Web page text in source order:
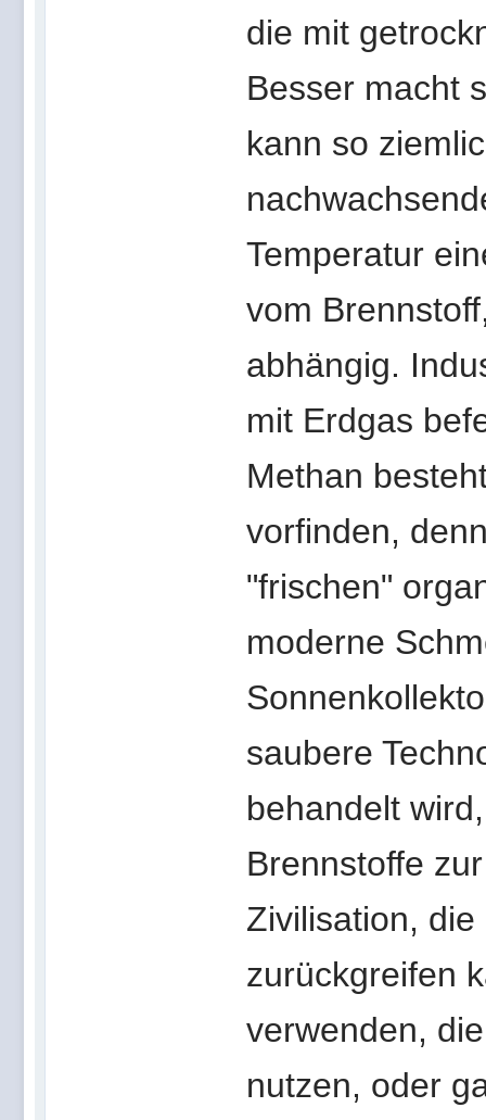
die mit
Besser macht
kann so
Temperatur
vom
abhängig.
mit Erdgas
Methan
vorfinden,
"frischen"
moderne
saubere
behandelt
Brennstoffe
Zivilisation,
zurückgreifen
verwenden,
nutzen, oder